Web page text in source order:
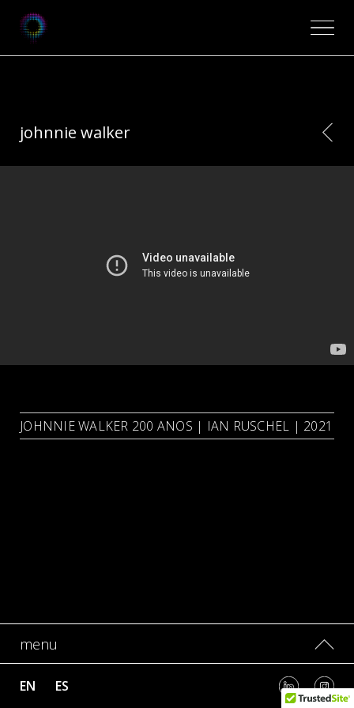
menu
johnnie walker
JOHNNIE WALKER 200 ANOS | IAN RUSCHEL | 2021
EN ES